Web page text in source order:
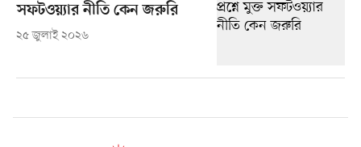
সফটওয়্যার নীতি কেন জরুরি
২৫ জুলাই ২০২৬